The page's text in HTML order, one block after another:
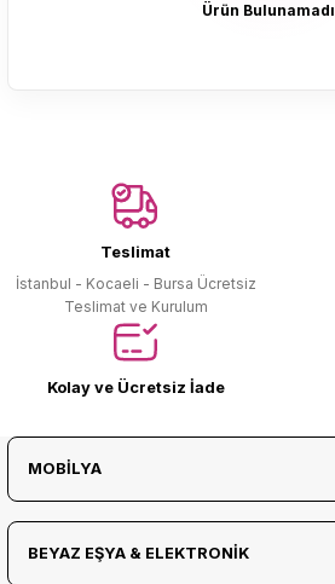
Ürün
Teslimat
İstanbul - Kocaeli - Bursa Ücretsiz
Teslimat ve Kurulum
Kolay ve Ücretsiz İade
MOBİLYA
BEYAZ EŞYA & ELEKTRONİK